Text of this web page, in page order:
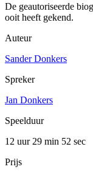
De geautoriseerde
ooit heeft gekend.
Auteur
Sander Donkers
Spreker
Jan Donkers
Speelduur
12 uur 29 min 52 sec
Prijs